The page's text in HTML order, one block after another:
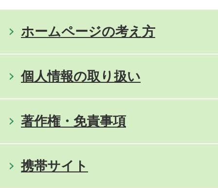
ホームページの考え方
個人情報の取り扱い
著作権・免責事項
携帯サイト